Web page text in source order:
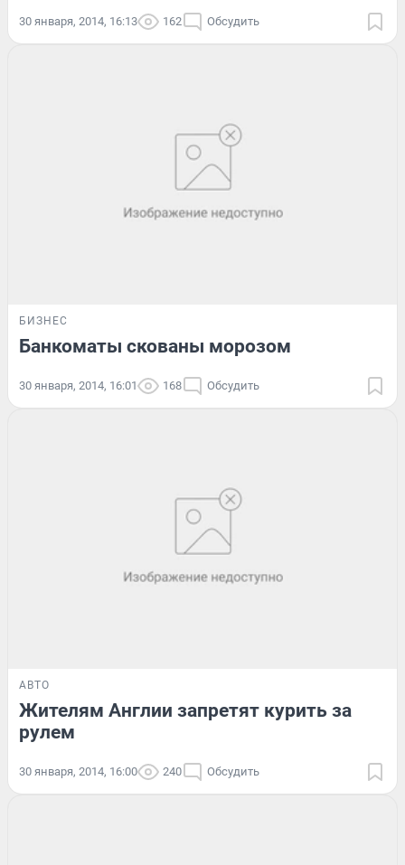
30 января, 2014, 16:13 162 Обсудить
БИЗНЕС
Банкоматы скованы морозом
30 января, 2014, 16:01 168 Обсудить
АВТО
Жителям Англии запретят курить за
рулем
30 января, 2014, 16:00 240 Обсудить